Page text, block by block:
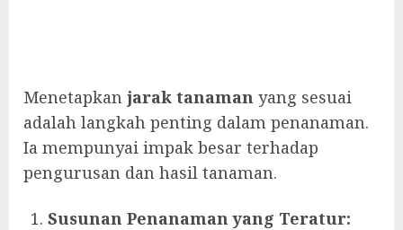
Menetapkan jarak tanaman yang sesuai
adalah langkah penting dalam penanaman.
Ia mempunyai impak besar terhadap
pengurusan dan hasil tanaman.
Susunan Penanaman yang Teratur: